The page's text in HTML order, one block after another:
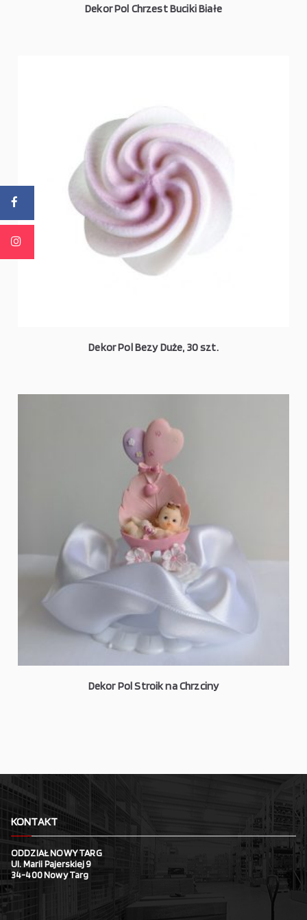
Dekor Pol Chrzest Buciki Białe
Dekor Pol Bezy Duże, 30 szt.
Dekor Pol Stroik na Chrzciny
KONTAKT
ODDZIAŁ NOWY TARG
Ul. Marii Pajerskiej 9
34-400 Nowy Targ